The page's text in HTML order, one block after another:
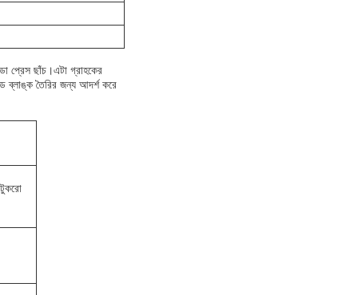
প্রেস ছাঁচ।এটা গ্রাহকের
ব্লাঙ্ক তৈরির জন্য আদর্শ করে
টুকরো